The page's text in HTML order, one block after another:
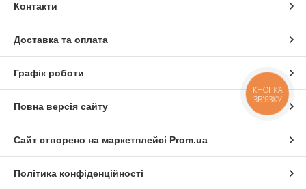
Контакти
Доставка та оплата
Графік роботи
Повна версія сайту
Сайт створено на маркетплейсі Prom.ua
Політика конфіденційності
КНОПКА
ЗВ'ЯЗКУ